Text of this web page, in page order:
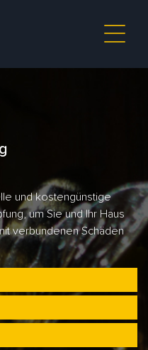
und kostengünstige
um Sie und Ihr Haus
verbundenen Schäden